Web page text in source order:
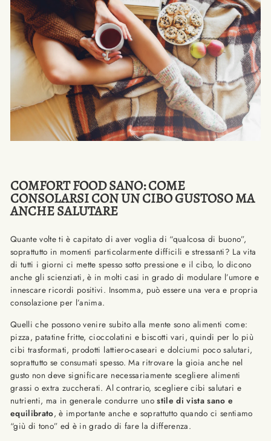
COMFORT FOOD SANO: COME
CONSOLARSI CON UN CIBO GUSTOSO MA
ANCHE SALUTARE
Quante volte ti è capitato di aver voglia di “qualcosa di buono”,
soprattutto in momenti particolarmente difficili e stressanti? La vita
di tutti i giorni ci mette spesso sotto pressione e il cibo, lo dicono
anche gli scienziati, è in molti casi in grado di modulare l’umore e
innescare ricordi positivi. Insomma, può essere una vera e propria
consolazione per l’anima.
Quelli che possono venire subito alla mente sono alimenti come:
pizza, patatine fritte, cioccolatini e biscotti vari, quindi per lo più
cibi trasformati, prodotti lattiero-caseari e dolciumi poco salutari,
soprattutto se consumati spesso. Ma ritrovare la gioia anche nel
gusto non deve significare necessariamente scegliere alimenti
grassi o extra zuccherati. Al contrario, scegliere cibi salutari e
nutrienti, ma in generale condurre unostile di vista sano e
equilibrato, è importante anche e soprattutto quando ci sentiamo
“giù di tono” ed è in grado di fare la differenza.